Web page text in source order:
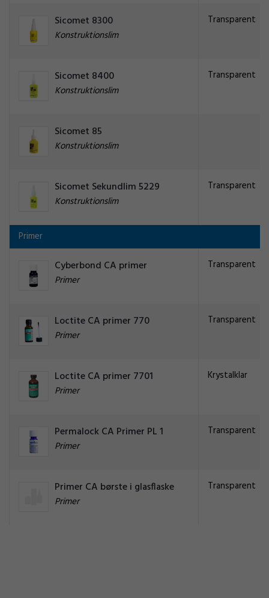
Sicomet 8300
Konstruktionslim
Transparent
Sicomet 8400
Konstruktionslim
Transparent
Sicomet 85
Konstruktionslim
Sicomet Sekundlim 5229
Konstruktionslim
Transparent
Primer
Cyberbond CA primer
Primer
Transparent
Loctite CA primer 770
Primer
Transparent
Loctite CA primer 7701
Primer
Krystalklar
Permalock CA Primer PL 1
Primer
Transparent
Primer CA børste i glasflaske
Primer
Transparent